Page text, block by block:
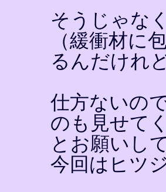
そうじゃな
（緩衝材に
るんだけれ
仕方ないの
のも見せて
とお願いし
今回はヒツ